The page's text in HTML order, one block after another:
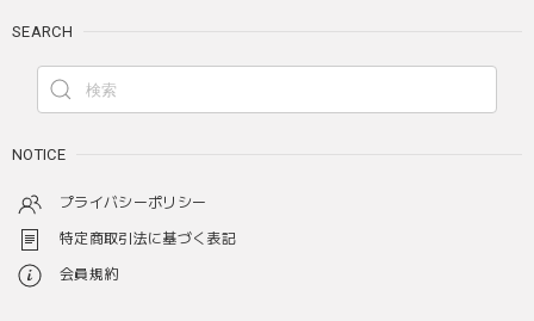
SEARCH
NOTICE
プライバシーポリシー
特定商取引法に基づく表記
会員規約